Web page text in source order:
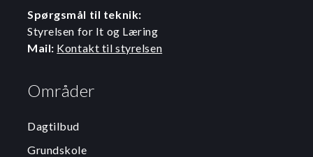
Spørgsmål til teknik:
Styrelsen for It og Læring
Mail: Kontakt til styrelsen
Områder
Dagtilbud
Grundskole